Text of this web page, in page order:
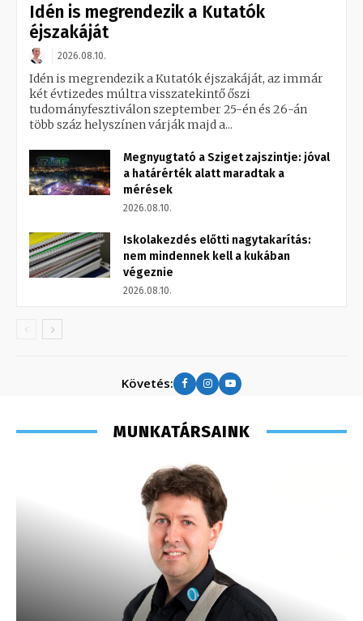
Idén is megrendezik a Kutatók
éjszakáját
2026.08.10.
Idén is megrendezik a Kutatók éjszakáját, az immár
két évtizedes múltra visszatekintő őszi
tudományfesztiválon szeptember 25-én és 26-án
több száz helyszínen várják majd a...
Megnyugtató a Sziget zajszintje: jóval
a határérték alatt maradtak a
mérések
2026.08.10.
Iskolakezdés előtti nagytakarítás:
nem mindennek kell a kukában
végeznie
2026.08.10.
Követés:
MUNKATÁRSAINK